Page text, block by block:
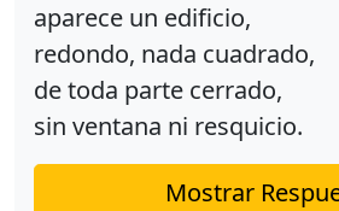
aparece un edificio,
redondo, nada cuadrado,
de toda parte cerrado,
sin ventana ni resquicio.
Mostrar